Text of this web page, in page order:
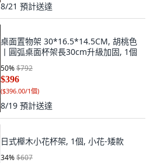
8/21 預計送達
桌面置物架 30*16.5*14.5CM, 胡桃色
丨圓弧桌面杯架長30cm升級加固, 1個
50%$792
$396
($396.00/1個)
8/19 預計送達
日式櫸木小花杯架, 1個, 小花-矮款
34%$607